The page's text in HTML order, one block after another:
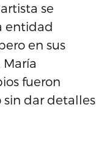
se
entidad
en sus
fueron
sin dar detalles